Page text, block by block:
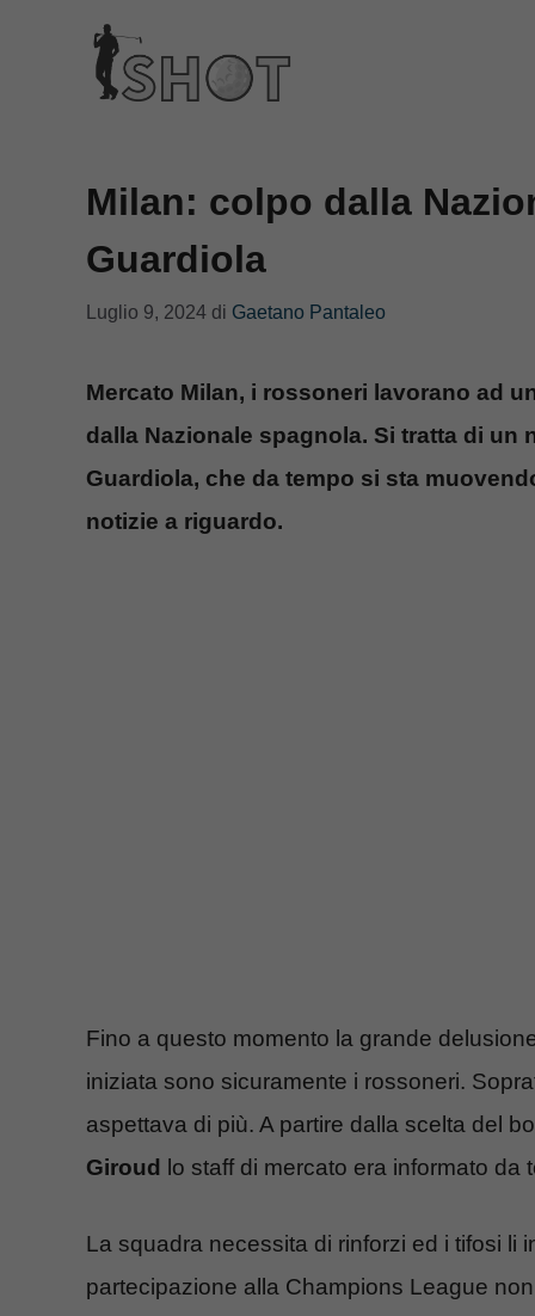
contenuto
Milan: colpo dalla
Guardiola
Luglio 9, 2024 di Gaetano Pantaleo
Mercato Milan, i rossoneri lavorano ad
dalla Nazionale spagnola. Si tratta di un
Guardiola, che da tempo si sta
notizie a riguardo.
Fino a questo momento la grande
iniziata sono sicuramente i rossoneri.
aspettava di più. A partire dalla scelta del
Giroud lo staff di mercato era informato da
La squadra necessita di rinforzi ed i tifosi li
partecipazione alla Champions League